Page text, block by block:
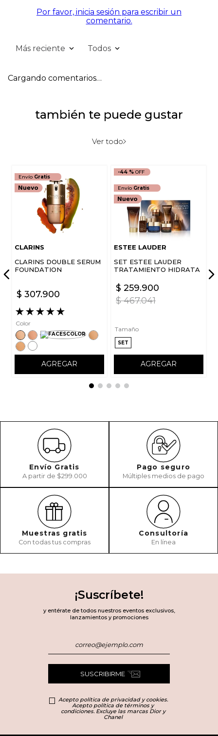
Por favor, inicia sesión para escribir un
comentario.
Más reciente Todos
Cargando comentarios…
también te puede gustar
Ver todo
Envío Gratis
CLARINS
CLARINS DOUBLE SERUM
FOUNDATION
$ 307.900
★★★★★
Color
AGREGAR
Envío Gratis
-44 %
ESTEE LAUDER
SET ESTEE LAUDER
TRATAMIENTO HIDRATA
DREAM SKIN IN ONE
SLEEP
$ 467.041
$ 259.900
Tamaño
SET
AGREGAR
Envío Gratis
A partir de $299.000
Pago seguro
Múltiples medios de pago
Muestras gratis
Con todas tus compras
Consultoría
En línea
¡Suscríbete!
y entérate de todos nuestros eventos exclusivos,
lanzamientos y promociones
SUSCRIBIRME
Acepto política de privacidad y cookies.
Acepto política de términos y
condiciones. Excluye las marcas Dior y
Chanel